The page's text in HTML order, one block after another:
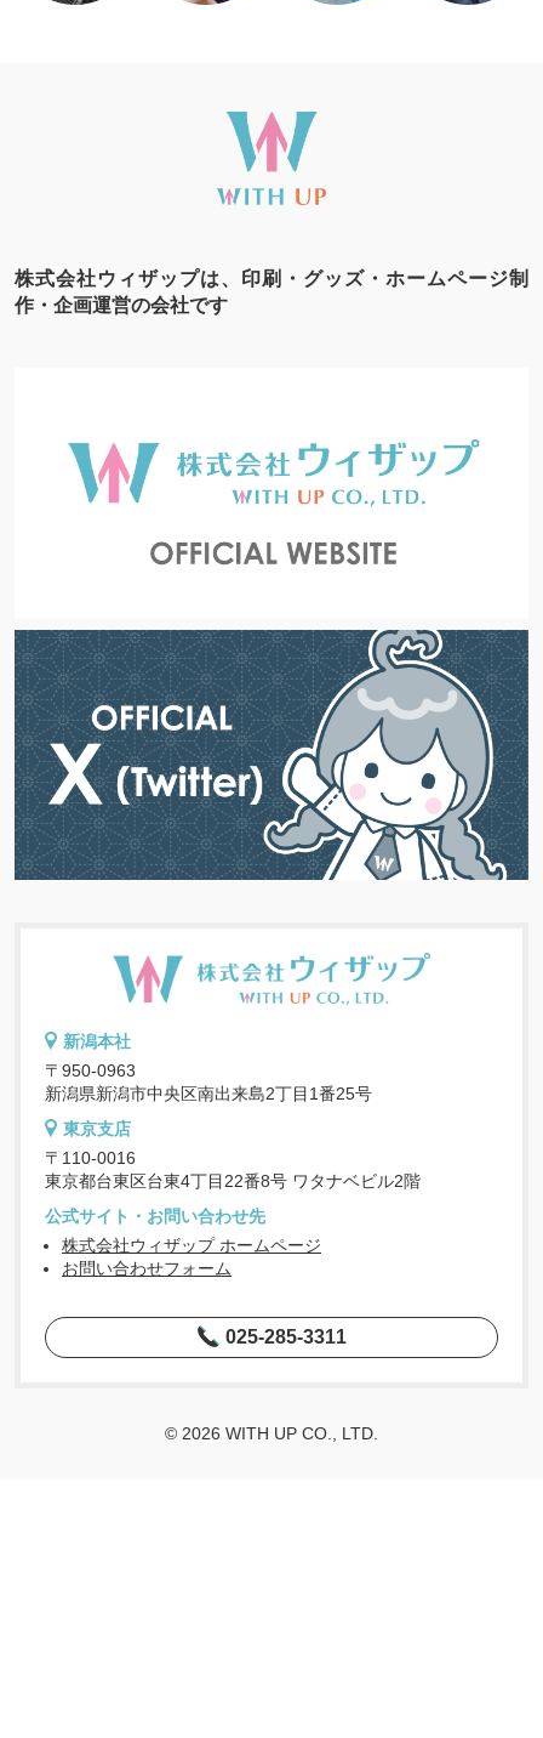
株式会社ウィザップは、印刷・グッズ・ホームページ制
作・企画運営の会社です
新潟本社
〒950-0963
新潟県新潟市中央区南出来島2丁目1番25号
東京支店
〒110-0016
東京都台東区台東4丁目22番8号 ワタナベビル2階
公式サイト・お問い合わせ先
株式会社ウィザップ ホームページ
お問い合わせフォーム
025-285-3311
© 2026 WITH UP CO., LTD.